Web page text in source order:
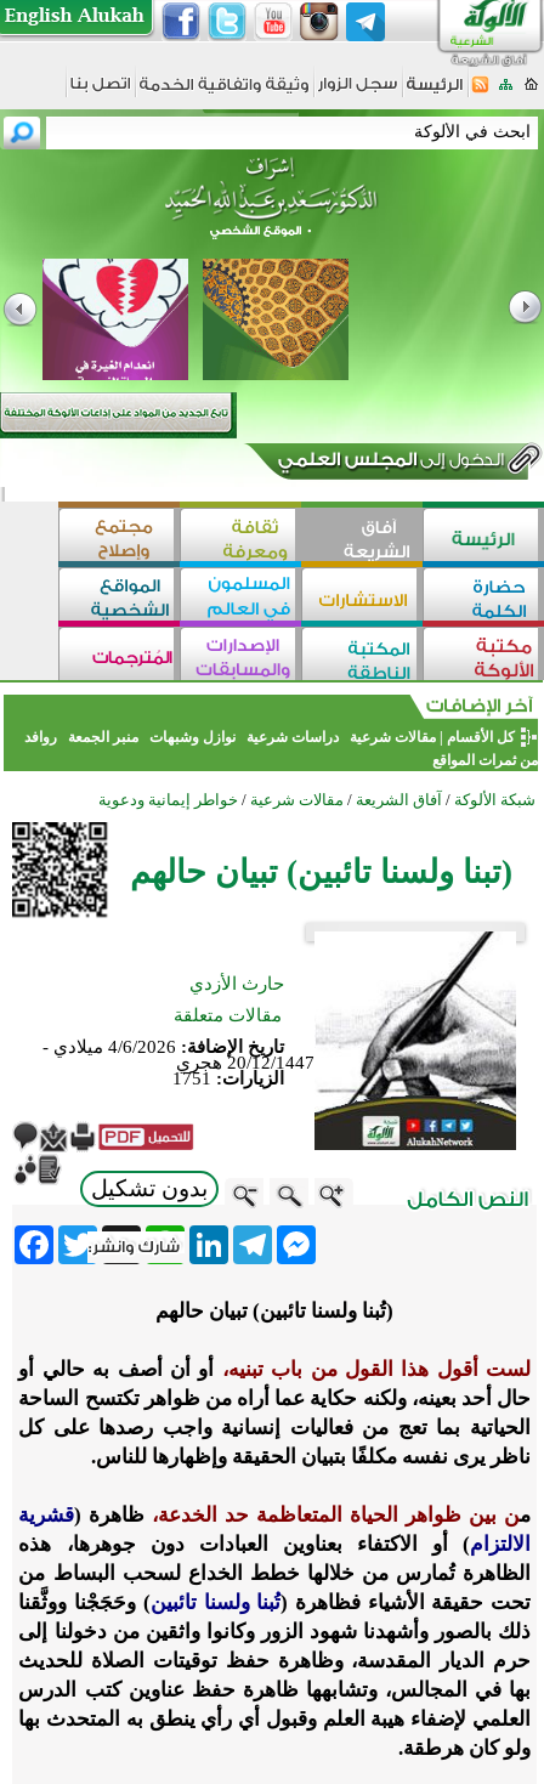
كل الأقسام |مقالات شرعية دراسات شرعية نوازل وشبهات منبر الجمعة
روافد
من ثمرات المواقع
شبكة الألوكة / آفاق الشريعة / مقالات شرعية / خواطر إيمانية ودعوية
(تبنا ولسنا تائبين) تبيان حالهم
حارث الأزدي
مقالات متعلقة
تاريخ الإضافة:
4/6/2026 ميلادي -
20/12/1447 هجري
الزيارات: 1751
بدون تشكيل
Twitter X
WhatsApp
LinkedInTelegram
Messenger
(تُبنا ولسنا تائبين) تبيان حالهم
لست أقول هذا القول من باب تبنيه، أو أن أصف به حالي أو
حال أحد بعينه، ولكنه حكاية عما أراه من ظواهر تكتسح الساحة
الحياتية بما تعج من فعاليات إنسانية واجب رصدها على كل
ناظر يرى نفسه مكلفًا بتبيان الحقيقة وإظهارها للناس.
من بين ظواهر الحياة المتعاظمة حد الخدعة، ظاهرة (قشرية
الالتزام) أو الاكتفاء بعناوين العبادات دون جوهرها، هذه
الظاهرة تُمارس من خلالها خطط الخداع لسحب البساط من
تحت حقيقة الأشياء فظاهرة (تُبنا ولسنا تائبين) وحَجَجْنا ووثَّقنا
ذلك بالصور وأشهدنا شهود الزور وكانوا واثقين من دخولنا إلى
حرم الديار المقدسة، وظاهرة حفظ توقيتات الصلاة للحديث
بها في المجالس، وتشابهها ظاهرة حفظ عناوين كتب الدرس
العلمي لإضفاء هيبة العلم وقبول أي رأي ينطق به المتحدث بها
ولو كان هرطقة.